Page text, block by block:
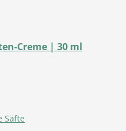
Creme | 30 ml
Säfte